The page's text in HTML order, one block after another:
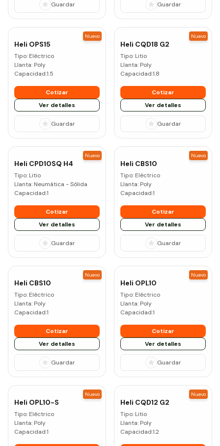
Guardar Guardar
Heli OPS15
Tipo: Eléctrico
Llanta: Poly
Capacidad:1.5
Cotizar
Ver detalles
Guardar
Nuevo
Heli CQD18 G2
Tipo: Litio
Llanta: Poly
Capacidad:1.8
Cotizar
Ver detalles
Guardar
Nuevo
Heli CPD10SQ H4
Tipo: Litio
Llanta: Neumática - Sólida
Capacidad:1
Cotizar
Ver detalles
Guardar
Nuevo
Heli CBS10
Tipo: Eléctrico
Llanta: Poly
Capacidad:1
Cotizar
Ver detalles
Guardar
Nuevo
Heli CBS10
Tipo: Eléctrico
Llanta: Poly
Capacidad:1
Cotizar
Ver detalles
Guardar
Nuevo
Heli OPL10
Tipo: Eléctrico
Llanta: Poly
Capacidad:1
Cotizar
Ver detalles
Guardar
Nuevo
Heli OPL10-S
Tipo: Eléctrico
Llanta: Poly
Capacidad:1
Nuevo
Heli CQD12 G2
Tipo: Litio
Llanta: Poly
Capacidad:1.2
Nuevo